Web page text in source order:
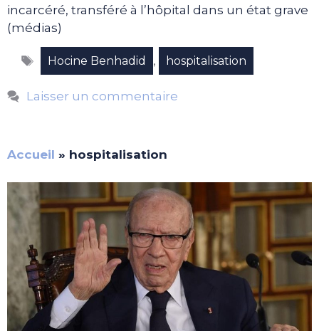
incarcéré, transféré à l’hôpital dans un état grave
(médias)
Étiquettes
Hocine Benhadid , hospitalisation
Laisser un commentaire
Accueil » hospitalisation